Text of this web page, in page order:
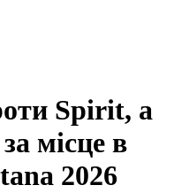
Spirit, а
місце в
2026